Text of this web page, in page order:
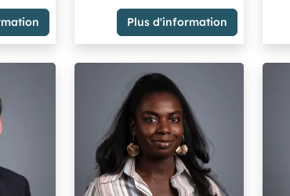
Plus d'information
Adjointe de Maromme
Membre du Groupe Majorité
métropolitaine - socialistes
et citoyens rassemblés
et